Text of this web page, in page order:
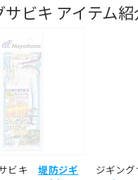
サビキ アイテム
サビキ堤防ジギ
ジギン